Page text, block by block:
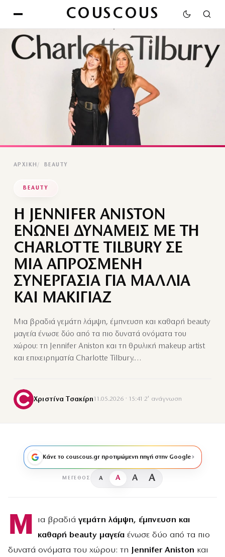
COUSCOUS
ΑΡΧΙΚΉ BEAUTY
BEAUTY
Η JENNIFER ANISTON
ΕΝΩΝΕΙ ΔΥΝΑΜΕΙΣ ΜΕ ΤΗ
CHARLOTTE TILBURY ΣΕ
ΜΙΑ ΑΠΡΟΣΜΕΝΗ
ΣΥΝΕΡΓΑΣΙΑ ΓΙΑ ΜΑΛΛΙΑ
ΚΑΙ ΜΑΚΙΓΙΑΖ
Μια βραδιά γεμάτη λάμψη, έμπνευση και καθαρή beauty
μαγεία ένωσε δύο από τα πιο δυνατά ονόματα του
χώρου: τη Jennifer Aniston και τη θρυλική makeup artist
και επιχειρηματία Charlotte Tilbury.…
Χριστίνα Τσακίρη11.05.2026 · 15:41 ·2′ ανάγνωση
Κάνε το couscous.gr προτιμώμενη πηγή στην Google
ΜΈΓΕΘΟΣ A A A A
Μ ια βραδιά γεμάτη λάμψη, έμπνευση και
καθαρή beauty μαγείαένωσε δύο από τα πιο
δυνατά ονόματα του χώρου: τη
Jennifer Aniston και